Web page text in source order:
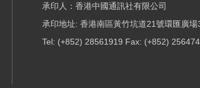
承印人：香港中國通訊社有限公司
承印地址: 香港南區黃竹坑道21號環匯廣場
Tel: (+852) 28561919 Fax: (+852)